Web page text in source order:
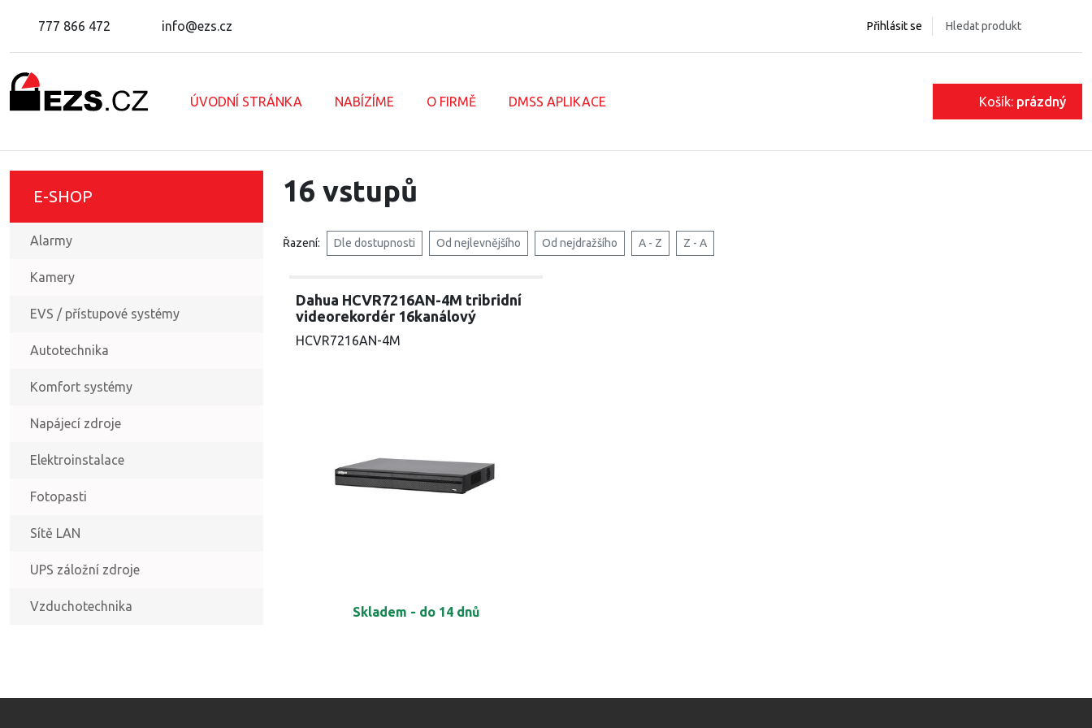
777 866 472 info@ezs.cz Přihlásit se
ÚVODNÍ STRÁNKA NABÍZÍME O FIRMĚ DMSS APLIKACE Košík: prázdný
E-SHOP
Alarmy
Kamery
EVS / přístupové systémy
Autotechnika
Komfort systémy
Napájecí zdroje
Elektroinstalace
Fotopasti
Sítě LAN
UPS záložní zdroje
Vzduchotechnika
16 vstupů
Řazení: Dle dostupnosti Od nejlevnějšího Od nejdražšího A - Z Z - A
Dahua HCVR7216AN-4M tribridní
videorekordér 16kanálový
HCVR7216AN-4M
Skladem - do 14 dnů